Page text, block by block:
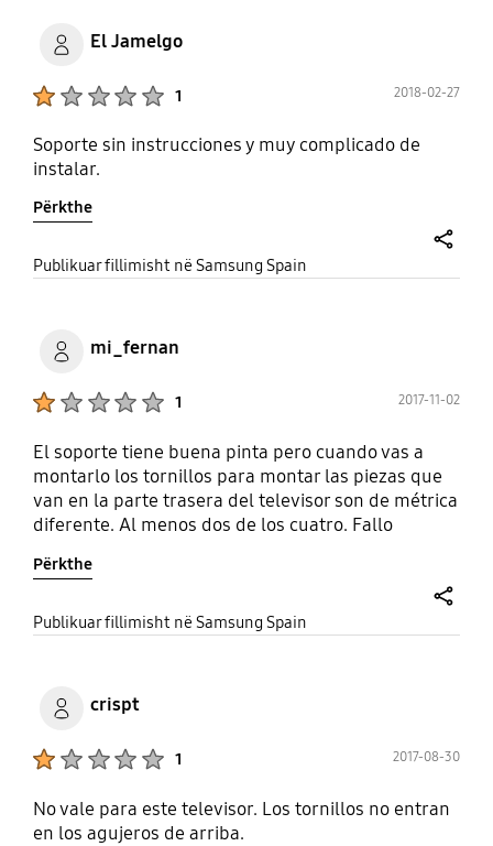
El Jamelgo
1 2018-02-27
Soporte sin instrucciones y muy complicado de
instalar.
Përkthe
Publikuar fillimisht në Samsung Spain
mi_fernan
1 2017-11-02
El soporte tiene buena pinta pero cuando vas a
montarlo los tornillos para montar las piezas que
van en la parte trasera del televisor son de métrica
diferente. Al menos dos de los cuatro. Fallo
estoy instalando en el modelo de televisor que
Përkthe
Publikuar fillimisht në Samsung Spain
crispt
1 2017-08-30
No vale para este televisor. Los tornillos no entran
en los agujeros de arriba.